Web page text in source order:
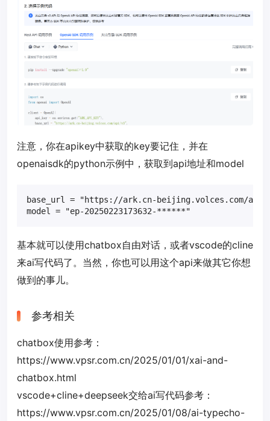
注意，你在apikey中获取的key要记住，并在
openaisdk的python示例中，获取到api地址和model
base_url = "https://ark.cn-beijing.volces.com/api/
model = "ep-20250223173632-******"
基本就可以使用chatbox自由对话，或者vscode的cline
来ai写代码了。当然，你也可以用这个api来做其它你想
做到的事儿。
参考相关
chatbox使用参考：
https://www.vpsr.com.cn/2025/01/01/xai-and-
chatbox.html
vscode+cline+deepseek交给ai写代码参考：
https://www.vpsr.com.cn/2025/01/08/ai-typecho-